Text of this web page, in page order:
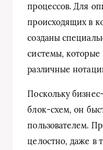
процессов. Для
происходящих в
созданы
системы, которые
различные
Поскольку
блок-схем, он
пользователем.
целостно, даже в